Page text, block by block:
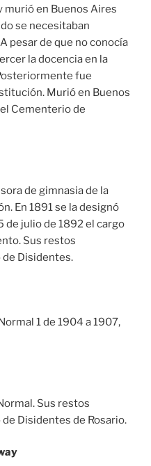
murió en Buenos Aires
se necesitaban
pesar de que no conocía
la docencia en la
fue
Murió en Buenos
Cementerio de
de gimnasia de la
En 1891 se la designó
de julio de 1892 el cargo
Sus restos
Disidentes.
1 de 1904 a 1907,
Sus restos
Disidentes de Rosario.